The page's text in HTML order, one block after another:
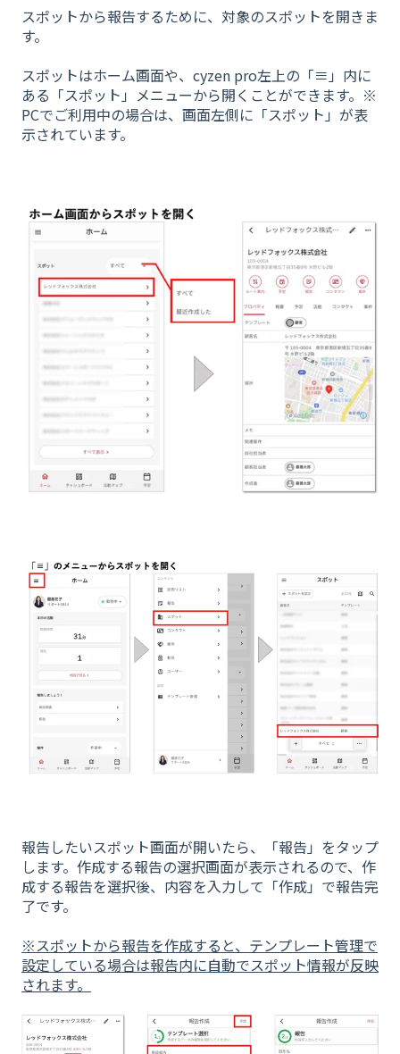
スポットから報告するために、対象のスポットを開きま
す。
スポットはホーム画面や、cyzen pro左上の「≡」内に
ある「スポット」メニューから開くことができます。※
PCでご利用中の場合は、画面左側に「スポット」が表
示されています。
報告したいスポット画面が開いたら、「報告」をタップ
します。作成する報告の選択画面が表示されるので、作
成する報告を選択後、内容を入力して「作成」で報告完
了です。
※スポットから報告を作成すると、テンプレート管理で
設定している場合は報告内に自動でスポット情報が反映
されます。